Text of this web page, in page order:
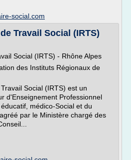
social.com
Travail Social (IRTS)
Social (IRTS) - Rhône Alpes
des Instituts Régionaux de
Social (IRTS) est un
d'Enseignement Professionnel
médico-Social et du
par le Ministère chargé des